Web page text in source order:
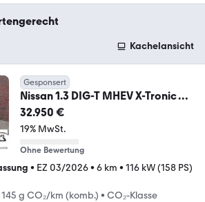
Kachelansicht
Gesponsert
Nissan 1.3 DIG-T MHEV X-Tronic
Tekna Premium Leder Pano
32.950 €
19% MwSt.
Ohne Bewertung
• EZ 03/2026• 6 km • 116 kW (158 PS)
145 g CO₂/km (komb.) • CO₂-Klasse